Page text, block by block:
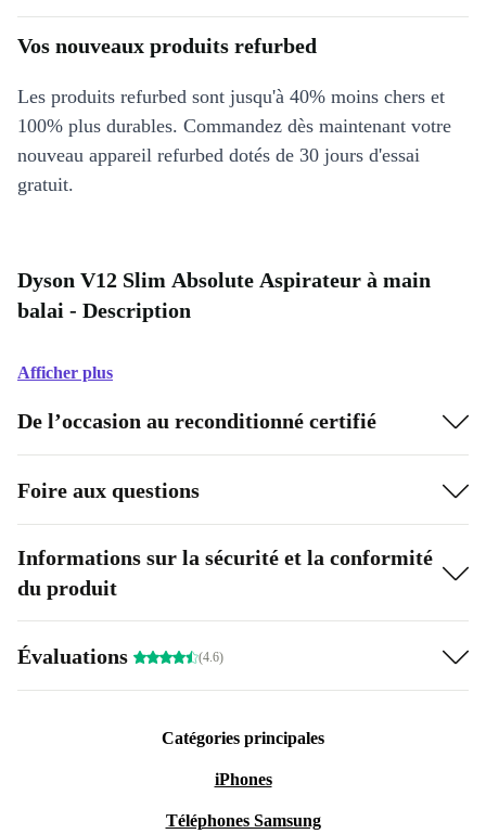
Vos nouveaux produits refurbed
Les produits refurbed sont jusqu'à 40% moins chers et
100% plus durables. Commandez dès maintenant votre
nouveau appareil refurbed dotés de 30 jours d'essai
gratuit.
Dyson V12 Slim Absolute Aspirateur à main
balai - Description
Afficher plus
De l’occasion au reconditionné certifié
Foire aux questions
Informations sur la sécurité et la conformité
du produit
Évaluations (4.6)
Catégories principales
iPhones
Téléphones Samsung